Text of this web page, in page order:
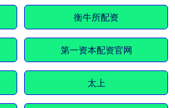
衡牛所配资
第一资本配资官网
太上